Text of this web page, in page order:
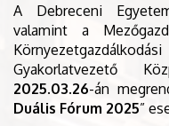
A Debreceni
valamint a
Gyakorlatvezető
2025.03.26-án
Duális Fórum 2025”